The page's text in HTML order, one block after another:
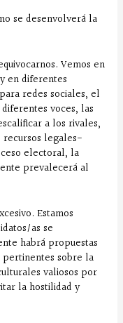
se desenvolverá la
Vemos en
y en diferentes
redes sociales, el
voces, las
a los rivales,
recursos legales-
electoral, la
prevalecerá al
Estamos
as se
habrá propuestas
pertinentes sobre la
valiosos por
la hostilidad y